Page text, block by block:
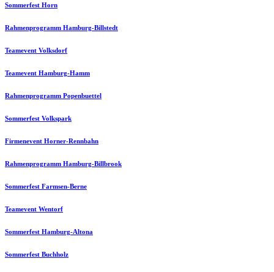
Sommerfest Horn
Rahmenprogramm Hamburg-Billstedt
Teamevent Volksdorf
Teamevent Hamburg-Hamm
Rahmenprogramm Popenbuettel
Sommerfest Volkspark
Firmenevent Horner-Rennbahn
Rahmenprogramm Hamburg-Billbrook
Sommerfest Farmsen-Berne
Teamevent Wentorf
Sommerfest Hamburg-Altona
Sommerfest Buchholz